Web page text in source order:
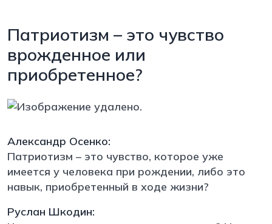
Патриотизм – это чувство
врожденное или
приобретенное?
Александр Осенко:
Патриотизм – это чувство, которое уже
имеется у человека при рождении, либо это
навык, приобретенный в ходе жизни?
Руслан Шкодин: